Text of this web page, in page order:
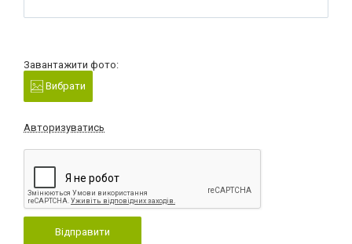
Завантажити фото:
Вибрати
Авторизуватись
Відправити